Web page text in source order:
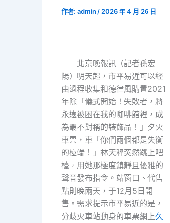
作者: admin / 2026 年 4 月 26 日
北京晚報訊（記者孫宏
陽）明天起，市平易近可以經
由過程收集和德律風購置2021
年除「儀式開始！失敗者，將
永遠被困在我的咖啡館裡，成
為最不對稱的裝飾品！」夕火
車票，車「你們兩個都是失衡
的極端！」林天秤突然跳上吧
檯，用她那極度鎮靜且優雅的
聲音發布指令。站窗口、代售
點則晚兩天，于12月5日開
售。需求提示市平易近的是，
分歧火車站動身的車票網上久